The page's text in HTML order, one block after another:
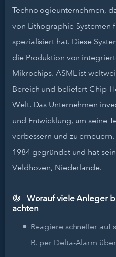
Technologieunternehmen,
von Lithographie-Systemen
spezialisiert hat. Diese
die Produktion von
Mikrochips. ASML ist
Bereich und beliefert Chip-
Welt. Das Unternehmen
und Entwicklung, um seine
verbessern und zu
1984 gegründet und hat
Veldhoven, Niederlande.
Worauf viele Anleger
achten
Reagiere schneller auf
B. per Delta-Alarm